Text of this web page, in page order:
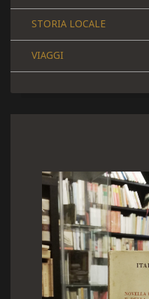
STORIA LOCALE
VIAGGI